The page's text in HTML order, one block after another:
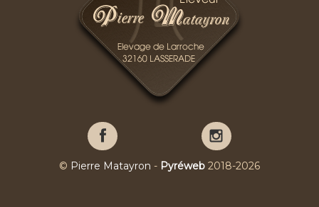
Pierre
sur
Pierre
sur
© Pierre Matayron - Pyréweb2018-2026